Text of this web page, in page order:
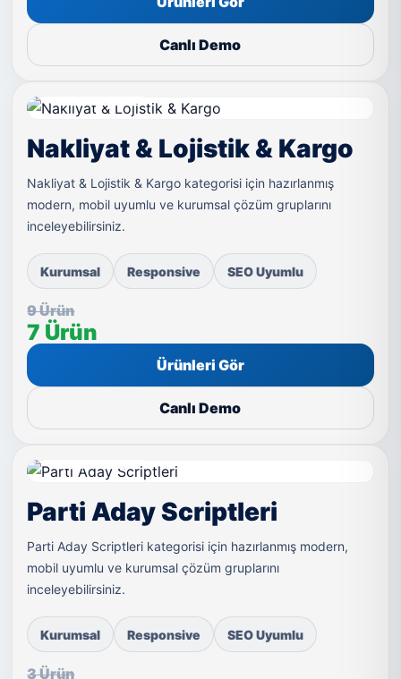
Canlı Demo
Nakliyat & Lojistik & Kargo
Nakliyat & Lojistik & Kargo kategorisi için hazırlanmış
modern, mobil uyumlu ve kurumsal çözüm gruplarını
inceleyebilirsiniz.
Kurumsal Responsive SEO Uyumlu
9 Ürün
7 Ürün
Ürünleri Gör
Canlı Demo
Parti Aday Scriptleri
Parti Aday Scriptleri kategorisi için hazırlanmış modern,
mobil uyumlu ve kurumsal çözüm gruplarını
inceleyebilirsiniz.
Kurumsal Responsive SEO Uyumlu
3 Ürün